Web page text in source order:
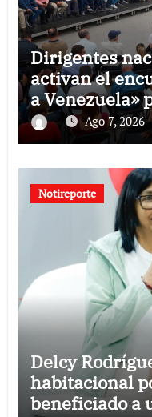
Dirigentes
activan el
a Venezuela»
propuestas
Ago 7, 2026
Notireporte
Delcy
habitacional
beneficiado a